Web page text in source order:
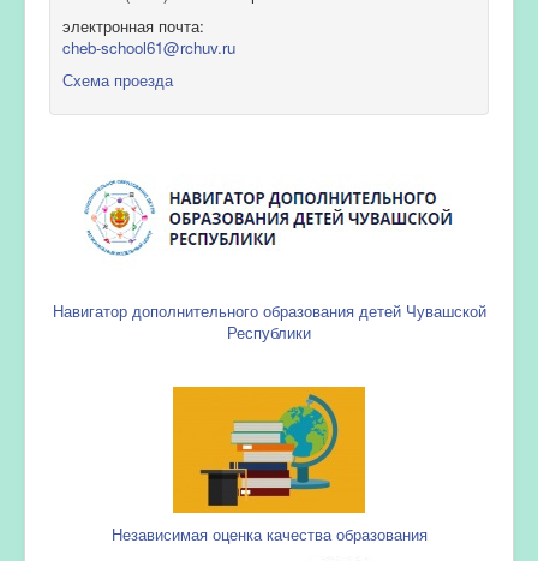
электронная почта:
cheb-school61@rchuv.ru
Схема проезда
Навигатор дополнительного образования детей Чувашской
Республики
Независимая оценка качества образования